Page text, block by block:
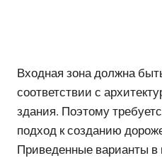
Входная зона должна
соответствии с
здания. Поэтому
подход к созданию
Приведенные варианты в